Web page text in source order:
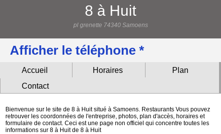
8 à Huit
pl grenette 74340 Samoens
Afficher le téléphone *
Accueil Horaires
Plan
Contact
Bienvenue sur le site de 8 à Huit situé à Samoens. Restaurants Vous pouvez
retrouver les coordonnées de l'entreprise, photos, plan d'accès, horaires et
formulaire de contact. Ceci est une page non officiel qui concentre toutes les
informations sur 8 à Huit de 8 à Huit